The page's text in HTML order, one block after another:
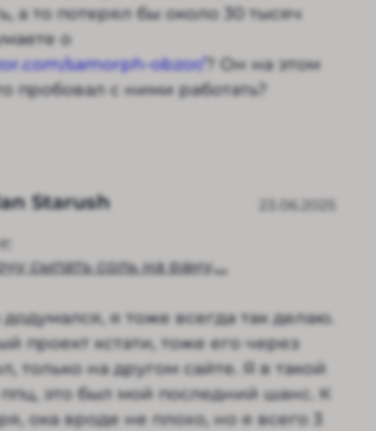
а то потерял бы около 30 тысяч
о
samorph-obzor/? Он на этом
пробовал с ними работать?
Starush
сыпать соль на рану,...
23.06.2025
я тоже всегда так делаю.
проект кстати, тоже его через
только на другом сайте. Я в такой
это был мой последний шанс. К
ока вроде не плохо, но я всего 3